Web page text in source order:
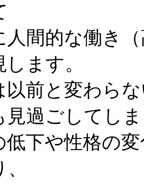
人間的な働き
ます。
以前と変わら
見過ごしてし
低下や性格の